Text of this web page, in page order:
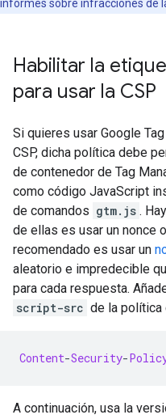
informes sobre infracciones de
Habilitar la
para usar la CSP
Si quieres usar Google
CSP, dicha política debe
de contenedor de Tag
como código JavaScript
de comandos gtm.js .
de ellas es usar un nonce
recomendado es usar un
aleatorio e impredecible
para cada respuesta.
script-src de la política
Content-Security-
A continuación, usa la